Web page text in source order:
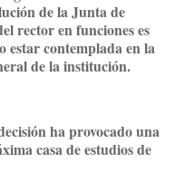
de la Junta de
rector en funciones es
estar contemplada en la
de la institución.
ha provocado una
casa de estudios de